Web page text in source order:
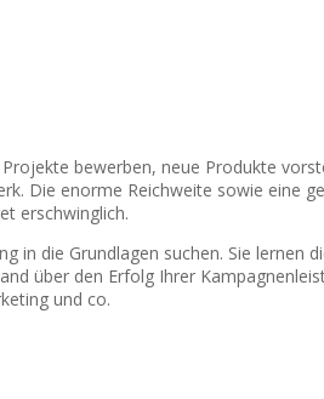
bewerben, neue Produkte
Die enorme Reichweite sowie eine
erschwinglich.
die Grundlagen suchen. Sie lernen
über den Erfolg Ihrer
und co.